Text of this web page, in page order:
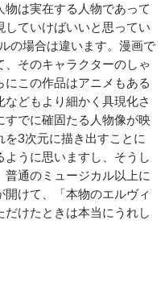
は実在する人物であって
していけばいいと思ってい
の場合は違います。漫画で
そのキャラクターのしゃ
この作品はアニメもある
どもより細かく具現化さ
すでに確固たる人物像が映
3次元に描き出すことに
うに思いますし、そうし
通のミュージカル以上に
けて、「本物のエルヴィ
けたときは本当にうれし